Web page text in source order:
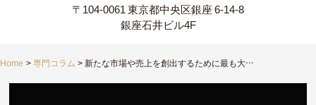
〒104-0061東京都中央区銀座 6-14-8
銀座石井ビル4F
Home 専門コラム 新たな市場や売上を創出するために最も大切なこと。